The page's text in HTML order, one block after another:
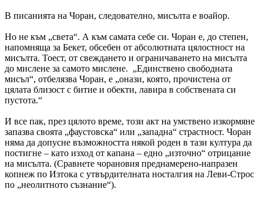
В писанията на Чоран, следователно, мисълта е воайор.
Но не към „света“. А към самата себе си. Чоран е, до степен,
напомняща за Бекет, обсебен от абсолютната цялостност на
мисълта. Тоест, от свеждането и ограничаването на мисълта
до мислене за самото мислене. „Единствено свободната
мисъл“, отбелязва Чоран, е „онази, която, прочистена от
цялата близост с битие и обекти, лавира в собствената си
пустота.“
И все пак, през цялото време, този акт на умствено изкормяне
запазва своята „фаустовска“ или „западна“ страстност. Чоран
няма да допусне възможността някой роден в тази култура да
постигне – като изход от капана – едно „източно“ отрицание
на мисълта. (Сравнете чорановия преднамерено-напразен
копнеж по Изтока с утвърдителната носталгия на Леви-Строс
по „неолитното съзнание“).